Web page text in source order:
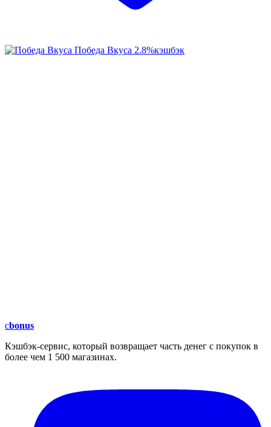
Победа Вкуса 2.8%кэшбэк
cbonus
Кэшбэк-сервис, который возвращает часть денег с покупок в
более чем 1 500 магазинах.